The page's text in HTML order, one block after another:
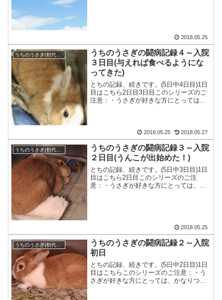
2018.05.25
うちのうさぎ(初代とち)
うちのうさぎの闘病記録４～入院
３日目(与えれば食べるようにな
ってきた)
とちの記録、続きです。(5日中4日目)1日
目はこちら2日目3日目このシリーズのご
注意：・うさぎが好きな方にとっては、
2018.05.25 2018.05.27
うちのうさぎ(初代とち)
うちのうさぎの闘病記録３～入院
２日目(うんこが出始めた！)
とちの記録、続きです。(5日中3日目)1日
目はこちら2日目このシリーズのご注
意：・うさぎが好きな方にとっては、か
2018.05.25
うちのうさぎ(初代とち)
うちのうさぎの闘病記録２～入院
初日
とちの記録、続きです。(5日中2日目)1日
目はこちらこのシリーズのご注意：・う
さぎが好きな方にとっては、かなりつら